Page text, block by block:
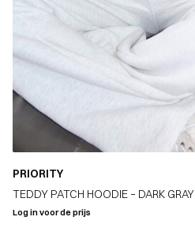
PRIORITY
TEDDY PATCH HOODIE – DARK GRAY
Log in voor de prijs